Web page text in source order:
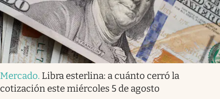
Mercado. Libra esterlina: a cuánto cerró la
cotización este miércoles 5 de agosto